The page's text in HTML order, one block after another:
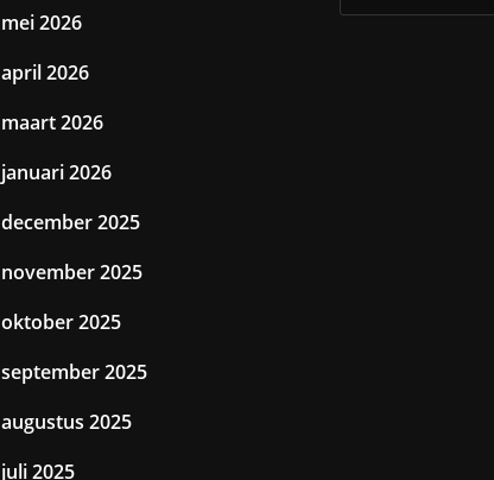
mei 2026
april 2026
maart 2026
januari 2026
december 2025
november 2025
oktober 2025
september 2025
augustus 2025
juli 2025